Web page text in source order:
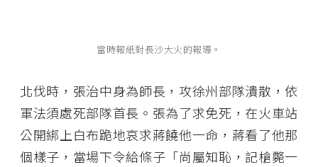
當時報紙對長沙大火的報導。
北伐時，張治中身為師長，攻徐州部隊潰散，依
軍法須處死部隊首長。張為了求免死，在火車站
公開綁上白布跪地哀求蔣饒他一命，蔣看了他那
個樣子，當場下令給條子「尚屬知恥，記槍斃一